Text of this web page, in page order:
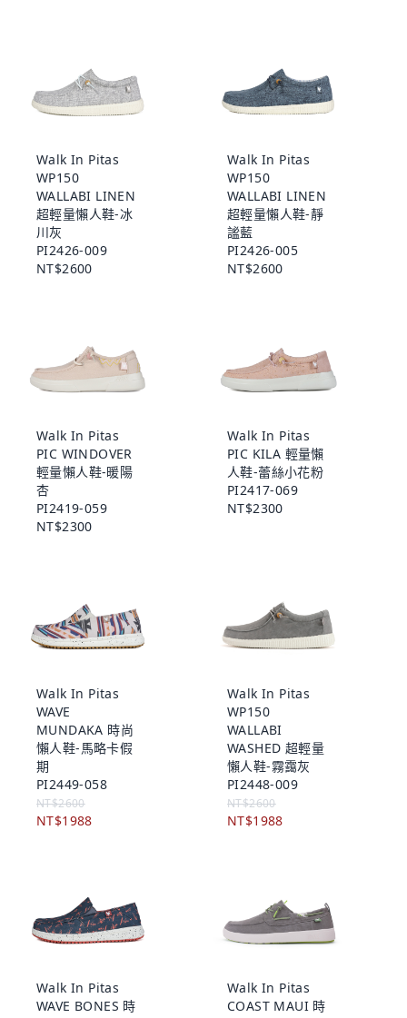
Walk In Pitas
WP150
WALLABI LINEN
超輕量懶人鞋-冰
川灰
PI2426-009
NT$2600
Walk In Pitas
WP150
WALLABI LINEN
超輕量懶人鞋-靜
謐藍
PI2426-005
NT$2600
Walk In Pitas
PIC WINDOVER
輕量懶人鞋-暖陽
杏
PI2419-059
NT$2300
Walk In Pitas
PIC KILA 輕量懶
人鞋-蕾絲小花粉
PI2417-069
NT$2300
Walk In Pitas
WAVE
MUNDAKA 時尚
懶人鞋-馬略卡假
期
PI2449-058
NT$2600
NT$1988
Walk In Pitas
WP150
WALLABI
WASHED 超輕量
懶人鞋-霧靄灰
PI2448-009
NT$2600
NT$1988
Walk In Pitas
WAVE BONES 時
Walk In Pitas
COAST MAUI 時